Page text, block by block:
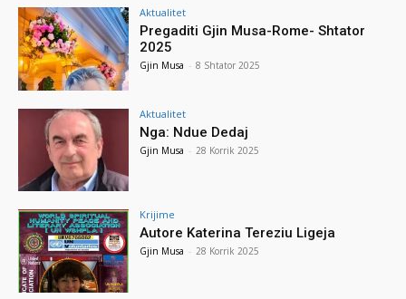
Aktualitet
Pregaditi Gjin Musa-Rome- Shtator
2025
Gjin Musa - 8 Shtator 2025
Aktualitet
Nga: Ndue Dedaj
Gjin Musa - 28 Korrik 2025
Krijime
Autore Katerina Tereziu Ligeja
Gjin Musa - 28 Korrik 2025